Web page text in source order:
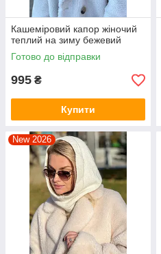
Кашеміровий капор жіночий
теплий на зиму бежевий
Готово до відправки
995 ₴
Купити
New 2026